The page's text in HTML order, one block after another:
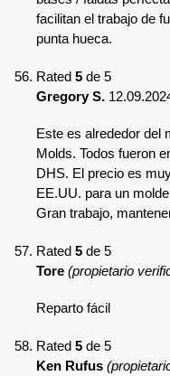
facilitan el trabajo de
punta hueca.
Rated 5 de 5
Gregory S.
Este es alrededor del
Molds. Todos fueron
DHS. El precio es
EE.UU. para un
Gran trabajo,
Rated 5 de 5
Tore (propietario
Reparto fácil
Rated 5 de 5
Ken Rufus